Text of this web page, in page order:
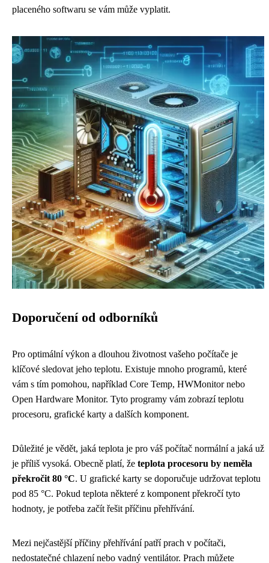
placeného softwaru se vám může vyplatit.
Doporučení od odborníků
Pro optimální výkon a dlouhou životnost vašeho počítače je
klíčové sledovat jeho teplotu. Existuje mnoho programů, které
vám s tím pomohou, například Core Temp, HWMonitor nebo
Open Hardware Monitor. Tyto programy vám zobrazí teplotu
procesoru, grafické karty a dalších komponent.
Důležité je vědět, jaká teplota je pro váš počítač normální a jaká už
je příliš vysoká. Obecně platí, že teplota procesoru by neměla
překročit 80 °C. U grafické karty se doporučuje udržovat teplotu
pod 85 °C. Pokud teplota některé z komponent překročí tyto
hodnoty, je potřeba začít řešit příčinu přehřívání.
Mezi nejčastější příčiny přehřívání patří prach v počítači,
nedostatečné chlazení nebo vadný ventilátor. Prach můžete